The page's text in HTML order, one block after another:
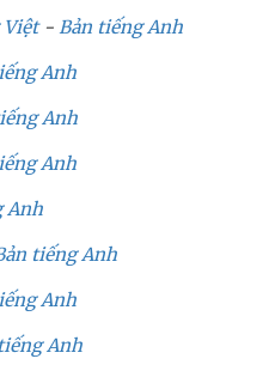
- Bản tiếng Anh
Anh
Anh
Anh
Anh
tiếng Anh
Anh
Anh